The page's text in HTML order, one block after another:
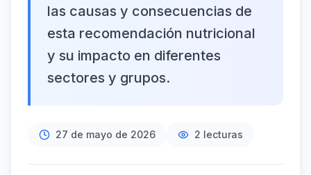
las causas y consecuencias de
esta recomendación nutricional
y su impacto en diferentes
sectores y grupos.
27 de mayo de 2026 2 lecturas